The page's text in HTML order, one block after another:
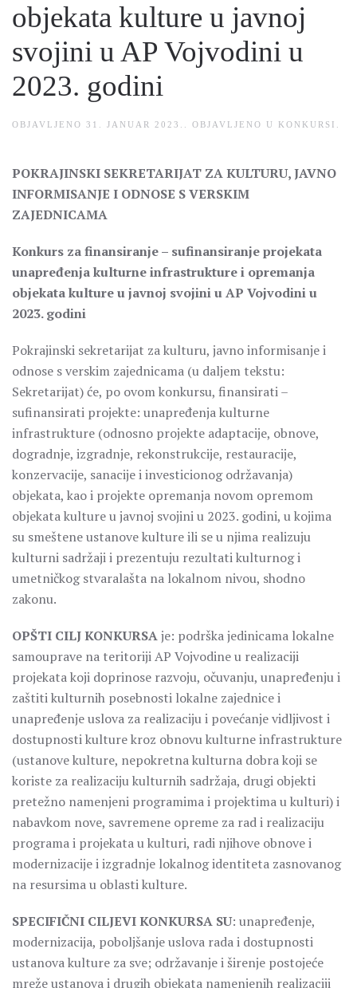
objekata kulture u javnoj
svojini u AP Vojvodini u
2023. godini
OBJAVLJENO 31. JANUAR 2023. . OBJAVLJENO U KONKURSI
POKRAJINSKI SEKRETARIJAT ZA KULTURU, JAVNO
INFORMISANJE I ODNOSE S VERSKIM
ZAJEDNICAMA
Konkurs za finansiranje – sufinansiranje projekata
unapređenja kulturne infrastrukture i opremanja
objekata kulture u javnoj svojini u AP Vojvodini u
2023. godini
Pokrajinski sekretarijat za kulturu, javno informisanje i
odnose s verskim zajednicama (u daljem tekstu:
Sekretarijat) će, po ovom konkursu, finansirati –
sufinansirati projekte: unapređenja kulturne
infrastrukture (odnosno projekte adaptacije, obnove,
dogradnje, izgradnje, rekonstrukcije, restauracije,
konzervacije, sanacije i investicionog održavanja)
objekata, kao i projekte opremanja novom opremom
objekata kulture u javnoj svojini u 2023. godini, u kojima
su smeštene ustanove kulture ili se u njima realizuju
kulturni sadržaji i prezentuju rezultati kulturnog i
umetničkog stvaralašta na lokalnom nivou, shodno
zakonu.
OPŠTI CILJ KONKURSAje: podrška jedinicama lokalne
samouprave na teritoriji AP Vojvodine u realizaciji
projekata koji doprinose razvoju, očuvanju, unapređenju i
zaštiti kulturnih posebnosti lokalne zajednice i
unapređenje uslova za realizaciju i povećanje vidljivost i
dostupnosti kulture kroz obnovu kulturne infrastrukture
(ustanove kulture, nepokretna kulturna dobra koji se
koriste za realizaciju kulturnih sadržaja, drugi objekti
pretežno namenjeni programima i projektima u kulturi) i
nabavkom nove, savremene opreme za rad i realizaciju
programa i projekata u kulturi, radi njihove obnove i
modernizacije i izgradnje lokalnog identiteta zasnovanog
na resursima u oblasti kulture.
SPECIFIČNI CILJEVI KONKURSA SU: unapređenje,
modernizacija, poboljšanje uslova rada i dostupnosti
ustanova kulture za sve; održavanje i širenje postojeće
mreže ustanova i drugih objekata namenjenih realizaciji